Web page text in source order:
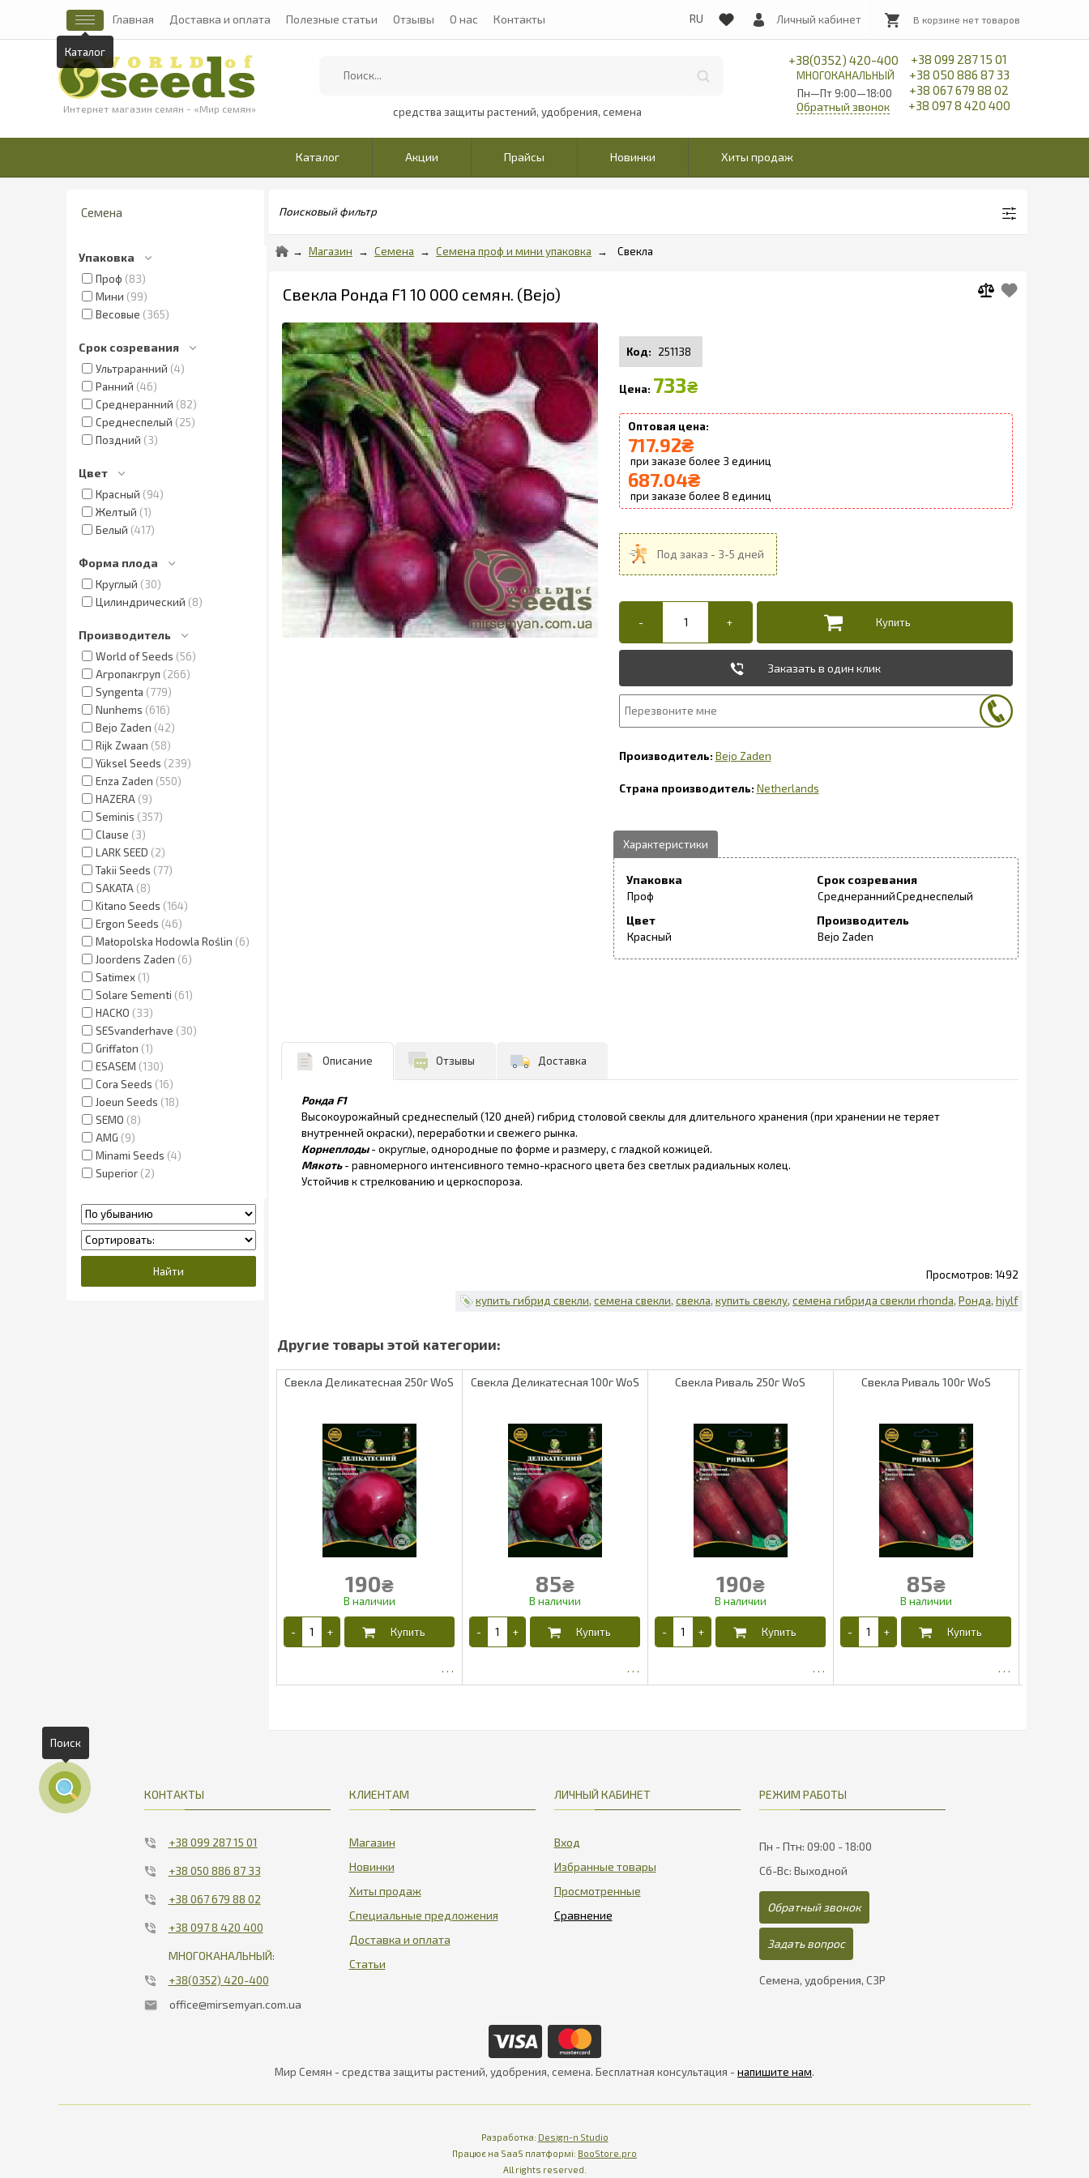
Каталог
Главная Доставка и оплата Полезные статьи Отзывы О нас Контакты Личный кабинет
Интернет магазин семян - «Мир семян» средства защиты растений, удобрения, семена
+38(0352) 420-400
МНОГОКАНАЛЬНЫЙ
Пн—Пт 9:00—18:00
+38 099 287 15 01
+38 050 886 87 33
+38 067 679 88 02
+38 097 8 420 400
Обратный звонок
Каталог Акции Прайсы Новинки Хиты продаж
Семена
Упаковка
Проф
83
Мини
99
Весовые
365
Срок созревания
Ультраранний 4
Ранний 46
Среднеранний
82
Среднеспелый
25
Поздний
3
Цвет
Красный
94
Желтый 1
Белый 417
Форма плода
Круглый
30
Цилиндрический
8
Производитель
World of Seeds
56
Агропакгруп
266
Syngenta
779
Nunhems
616
Bejo Zaden 42
Rijk Zwaan
58
Yüksel Seeds
239
Enza Zaden
550
HAZERA 9
Seminis
357
Clause
3
LARK SEED
2
Takii Seeds
77
SAKATA 8
Kitano Seeds 164
Ergon Seeds 46
Małopolska Hodowla Roślin
6
Joordens Zaden
6
Satimex 1
Solare Sementi
61
НАСКО
33
SESvanderhave
30
Griffaton 1
ESASEM 130
Cora Seeds 16
Joeun Seeds 18
SEMO
8
AMG
9
Minami Seeds 4
Superior 2
Поисковый фильтр
Магазин Семена Семена проф и мини упаковка Свекла
Свекла Ронда F1 10 000 семян. (Bejo)
251138
733₴
717.92₴
3
687.04₴
8
Заказать в один клик
Bejo Zaden
Netherlands
Упаковка
Проф
Срок созревания
СреднераннийСреднеспелый
Цвет
Красный
Производитель
Bejo Zaden
Описание Отзывы Доставка
Ронда F1
Высокоурожайный среднеспелый (120 дней) гибрид столовой свеклы для длительного хранения (при хранении не теряет
внутренней окраски), переработки и свежего рынка.
Корнеплоды- округлые, однородные по форме и размеру, с гладкой кожицей.
Мякоть- равномерного интенсивного темно-красного цвета без светлых радиальных колец.
Устойчив к стрелкованию и церкоспороза.
1492
купить гибрид свекли семена свекли свекла купить свеклу семена гибрида свекли rhonda Ронда hjylf
Свекла Деликатесная 250г WoS
190₴
Свекла Деликатесная 100г WoS
85₴
Свекла Риваль 250г WoS
190₴
Свекла Риваль 100г WoS
85₴
КОНТАКТЫ
+38 099 287 15 01
+38 050 886 87 33
+38 067 679 88 02
+38 097 8 420 400
МНОГОКАНАЛЬНЫЙ:
+38(0352) 420-400
office@mirsemyan.com.ua
КЛИЕНТАМ
Магазин
Новинки
Хиты продаж
Специальные предложения
Доставка и оплата
Статьи
ЛИЧНЫЙ КАБИНЕТ
Вход
Избранные товары
Просмотренные
РЕЖИМ РАБОТЫ
Пн - Птн: 09:00 - 18:00
Сб-Вс: Выходной
Обратный звонок
Задать вопрос
Семена, удобрения, СЗР
Мир Семян - средства защиты растений, удобрения, семена. Бесплатная консультация - напишите нам.
Разработка: Design-n Studio
Працює на SaaS платформі: Працює на SaaS платформі
BooStore.pro
All rights reserved.
Поиск